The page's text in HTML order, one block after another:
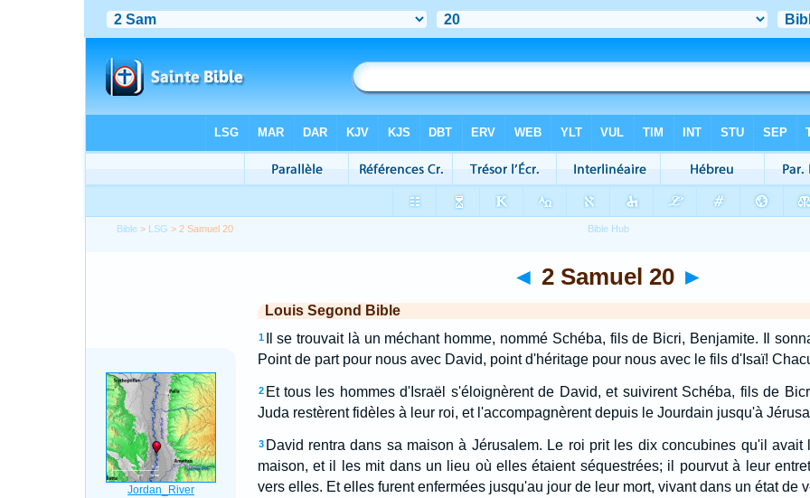
Bible > LSG > 2 Samuel 20
◄ 2 Samuel 20 ►
Louis Segond Bible
1
Il se trouvait là un méchant homme, nommé Schéba, fils de Bicri, Benjamite. Il
Point de part pour nous avec David, point d'héritage pour nous avec le fils d'Isaï!
2 Et tous les hommes d'Israël s'éloignèrent de David, et suivirent Schéba, fils de
Juda restèrent fidèles à leur roi, et l'accompagnèrent depuis le Jourdain jusqu'à
3 David rentra dans sa maison à Jérusalem. Le roi prit les dix concubines qu'il avait
maison, et il les mit dans un lieu où elles étaient séquestrées; il pourvut à leur
vers elles. Et elles furent enfermées jusqu'au jour de leur mort, vivant dans un état de